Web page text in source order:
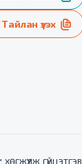
Тайлан үзэх
ХӨГЖҮҮЛЖ ГҮЙЦЭТГЭВ.